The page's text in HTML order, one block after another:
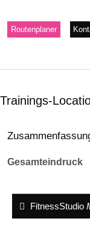
Routenplaner
Trainings-
Gesamteindruck
FitnessStudio